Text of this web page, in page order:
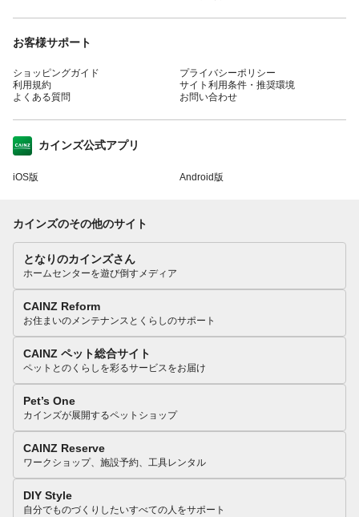
お客様サポート
ショッピングガイド
利用規約
よくある質問
プライバシーポリシー
サイト利用条件・推奨環境
お問い合わせ
カインズ公式アプリ
iOS版 Android版
カインズのその他のサイト
となりのカインズさん
ホームセンターを遊び倒すメディア
CAINZ Reform
お住まいのメンテナンスとくらしのサポート
CAINZ ペット総合サイト
ペットとのくらしを彩るサービスをお届け
Pet’s One
カインズが展開するペットショップ
CAINZ Reserve
ワークショップ、施設予約、工具レンタル
DIY Style
自分でものづくりしたいすべての人をサポート